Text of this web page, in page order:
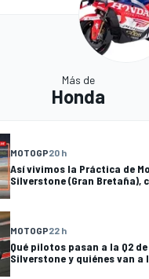
Más de
Honda
MOTOGP20 h
Así vivimos la Práctica de
Silverstone (Gran Bretaña),
MOTOGP22 h
Qué pilotos pasan a la Q2 de
Silverstone y quiénes van a